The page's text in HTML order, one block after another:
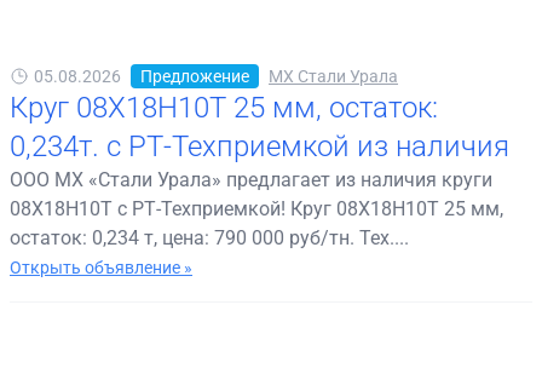
05.08.2026 Предложение МХ Стали Урала
Круг 08Х18Н10Т 25 мм, остаток:
0,234т. с РТ-Техприемкой из наличия
ООО МХ «Стали Урала» предлагает из наличия круги
08Х18Н10Т с РТ-Техприемкой! Круг 08Х18Н10Т 25 мм,
остаток: 0,234 т, цена: 790 000 руб/тн. Тех....
Открыть объявление »